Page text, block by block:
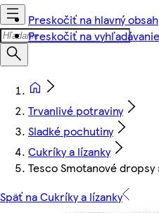
Preskočiť na hlavný obsah
Preskočiť na vyhľadávanie
Trvanlivé potraviny
Sladké pochutiny
Cukríky a lízanky
Tesco Smotanové
Späť na Cukríky a lízanky